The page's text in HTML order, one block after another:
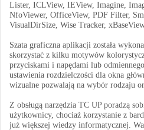
Lister, ICLView, IEView, Imagine,
NfoViewer, OfficeView, PDF Filter,
VisualDirSize, Wise Tracker,
Szata graficzna aplikacji została
skorzystać z kilku motywów
przyciskami i napędami lub
ustawienia rozdzielczości dla okna
wizualne pozwalają na wybór rodzaju
Z obsługą narzędzia TC UP poradzą
użytkownicy, chociaż korzystanie z
już większej wiedzy informatycznej.